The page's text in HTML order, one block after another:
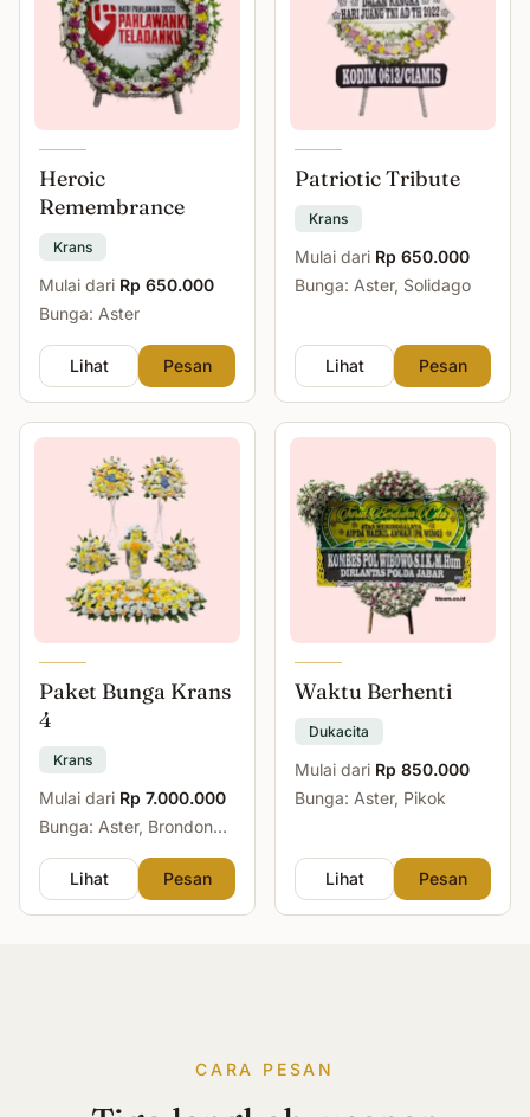
Heroic
Remembrance
Krans
Mulai dari Rp 650.000
Bunga: Aster
Lihat Pesan
Patriotic Tribute
Krans
Mulai dari Rp 650.000
Bunga: Aster, Solidago
Lihat Pesan
Paket Bunga Krans
4
Krans
Mulai dari Rp 7.000.000
Bunga: Aster, Brondong,
Lihat
Pesan
Waktu Berhenti
Dukacita
Mulai dari Rp 850.000
Bunga: Aster, Pikok
Lihat Pesan
CARA PESAN